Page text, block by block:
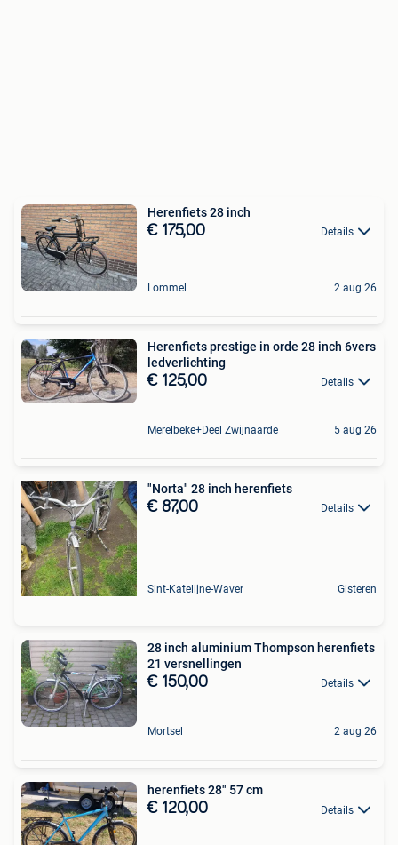
Herenfiets 28 inch
€ 175,00 Details
Lommel 2 aug 26
Herenfiets prestige in orde 28 inch 6vers
ledverlichting
€ 125,00 Details
Merelbeke+Deel Zwijnaarde 5 aug 26
"Norta" 28 inch herenfiets
€ 87,00 Details
Sint-Katelijne-Waver Gisteren
28 inch aluminium Thompson herenfiets
21 versnellingen
€ 150,00 Details
Mortsel 2 aug 26
herenfiets 28" 57 cm
€ 120,00 Details